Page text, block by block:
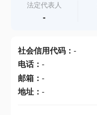
查产地
法定代表人
-
社会信用代码： -
电话： -
邮箱： -
地址： -